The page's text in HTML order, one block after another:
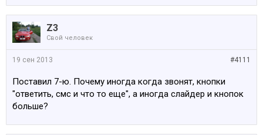
Z3
Свой человек
#4111
19 сен 2013
Поставил 7-ю. Почему иногда когда звонят, кнопки
"ответить, смс и что то еще", а иногда слайдер и кнопок
больше?